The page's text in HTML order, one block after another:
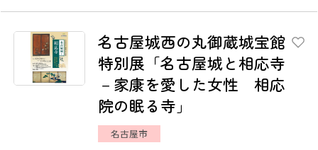
名古屋城西の丸御蔵城宝館
特別展「名古屋城と相応寺
－家康を愛した女性 相応
院の眠る寺」
名古屋市